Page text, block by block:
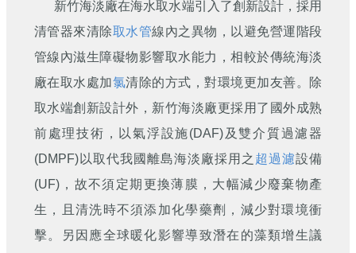
新竹海淡廠在海水取水端引入了創新設計，採用
清管器來清除取水管線內之異物，以避免營運階段
管線內滋生障礙物影響取水能力，相較於傳統海淡
廠在取水處加氯清除的方式，對環境更加友善。除
取水端創新設計外，新竹海淡廠更採用了國外成熟
前處理技術，以氣浮設施(DAF)及雙介質過濾器
(DMPF)以取代我國離島海淡廠採用之 超過濾設備
(UF)，故不須定期更換薄膜，大幅減少廢棄物產
生，且清洗時不須添加化學藥劑，減少對環境衝
擊。另因應全球暖化影響導致潛在的藻類增生議